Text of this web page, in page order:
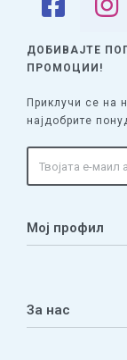
ДОБИВАЈТЕ
ПРОМОЦИИ!
Приклучи се на
најдобрите
Мој профил
Листа на желби
За нас